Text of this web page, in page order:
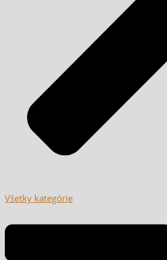
Všetky kategórie